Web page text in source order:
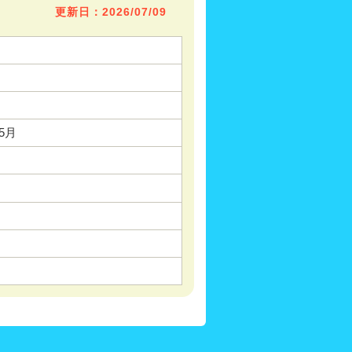
更新日：2026/07/09
月